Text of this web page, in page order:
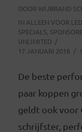
DOOR WIJBRAND
IN ALLEEN VOOR
SPECIALS,
UNLIMITED
17 JANUARI 2018
De beste
paar koppen
geldt ook voor
schrijfster,